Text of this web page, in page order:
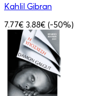
Kahlil Gibran
7.77€ 3.88€ (-50%)